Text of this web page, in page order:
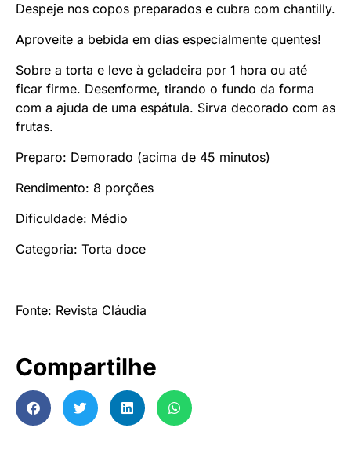
Despeje nos copos preparados e cubra com chantilly.
Aproveite a bebida em dias especialmente quentes!
Sobre a torta e leve à geladeira por 1 hora ou até
ficar firme. Desenforme, tirando o fundo da forma
com a ajuda de uma espátula. Sirva decorado com as
frutas.
Preparo: Demorado (acima de 45 minutos)
Rendimento: 8 porções
Dificuldade: Médio
Categoria: Torta doce
Fonte: Revista Cláudia
Compartilhe